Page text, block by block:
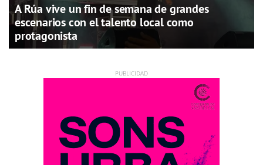
A Rúa vive un fin de semana de grandes
escenarios con el talento local como
protagonista